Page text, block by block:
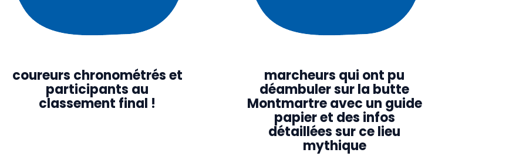
coureurs chronométrés et
participants au
classement final !
marcheurs qui ont pu
déambuler sur la butte
Montmartre avec un guide
papier et des infos
détaillées sur ce lieu
mythique